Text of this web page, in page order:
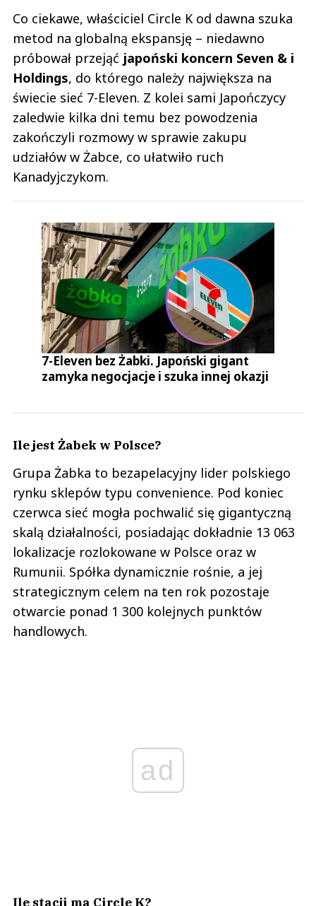
Co ciekawe, właściciel Circle K od dawna szuka
metod na globalną ekspansję – niedawno
próbował przejąć japoński koncern Seven & i
Holdings, do którego należy największa na
świecie sieć 7-Eleven. Z kolei sami Japończycy
zaledwie kilka dni temu bez powodzenia
zakończyli rozmowy w sprawie zakupu
udziałów w Żabce, co ułatwiło ruch
Kanadyjczykom.
7-Eleven bez Żabki. Japoński gigant
zamyka negocjacje i szuka innej okazji
Ile jest Żabek w Polsce?
Grupa Żabka to bezapelacyjny lider polskiego
rynku sklepów typu convenience. Pod koniec
czerwca sieć mogła pochwalić się gigantyczną
skalą działalności, posiadając dokładnie 13 063
lokalizacje rozlokowane w Polsce oraz w
Rumunii. Spółka dynamicznie rośnie, a jej
strategicznym celem na ten rok pozostaje
otwarcie ponad 1 300 kolejnych punktów
handlowych.
ad
Ile stacji ma Circle K?